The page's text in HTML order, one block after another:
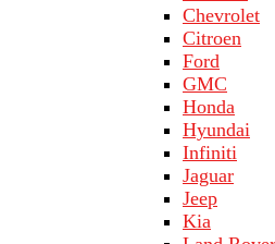
Chevrolet
Citroen
Ford
GMC
Honda
Hyundai
Infiniti
Jaguar
Jeep
Kia